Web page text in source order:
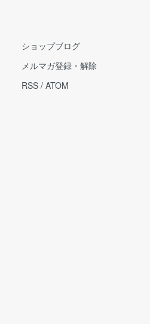
ショップブログ
メルマガ登録・解除
RSS / ATOM